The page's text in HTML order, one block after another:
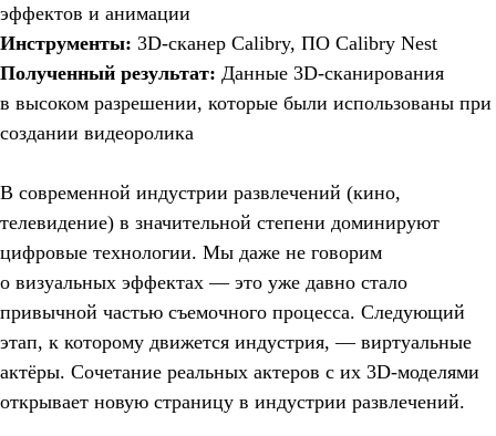
Истории применения 3D-
решение различных
задач на реальных
производствах
Реверс-инжиниринг, контроль
измерения, создание оборудования
для научных опытов, виртуальные
музеи, продуктовый дизайн и другие
эффектов и анимации
Инструменты: 3D-сканер Calibry, ПО Calibry Nest
Полученный результат: Данные 3D-сканирования
в высоком разрешении, которые были использованы при
создании видеоролика
В современной индустрии развлечений (кино,
телевидение) в значительной степени доминируют
цифровые технологии. Мы даже не говорим
о визуальных эффектах — это уже давно стало
привычной частью съемочного процесса. Следующий
этап, к которому движется индустрия, — виртуальные
актёры. Сочетание реальных актеров с их 3D-моделями
открывает новую страницу в индустрии развлечений.